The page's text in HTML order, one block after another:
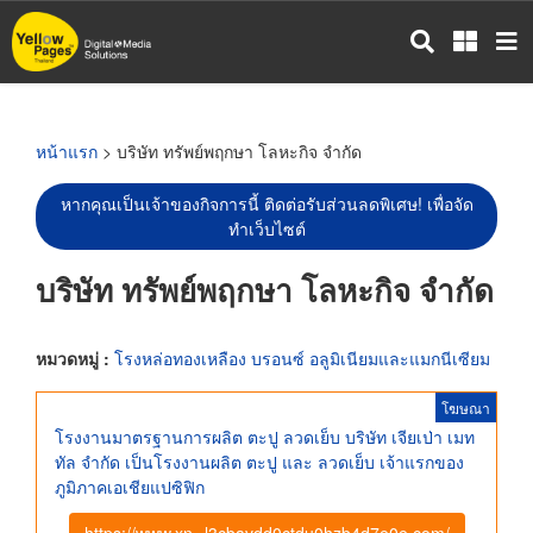
ข้าม
ไป
หน้าแรก > บริษัท ทรัพย์พฤกษา โลหะกิจ จำกัด
หากคุณเป็นเจ้าของกิจการนี้ ติดต่อรับส่วนลดพิเศษ! เพื่อจัด
ทำเว็บไซต์
บริษัท ทรัพย์พฤกษา โลหะกิจ จำกัด
หมวดหมู่ : โรงหล่อทองเหลือง บรอนซ์ อลูมิเนียมและแมกนีเซียม
โฆษณา
โรงงานมาตรฐานการผลิต ตะปู ลวดเย็บ บริษัท เจียเป่า เมท
ทัล จำกัด เป็นโรงงานผลิต ตะปู และ ลวดเย็บ เจ้าแรกของ
ภูมิภาคเอเชียแปซิฟิก